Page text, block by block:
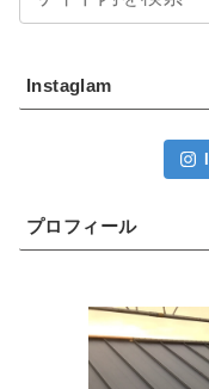
Instaglam
プロフィール